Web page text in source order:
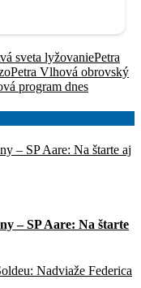
sveta lyžovaniePetra
Petra Vlhová obrovský
program dnes
– SP Aare: Na štarte